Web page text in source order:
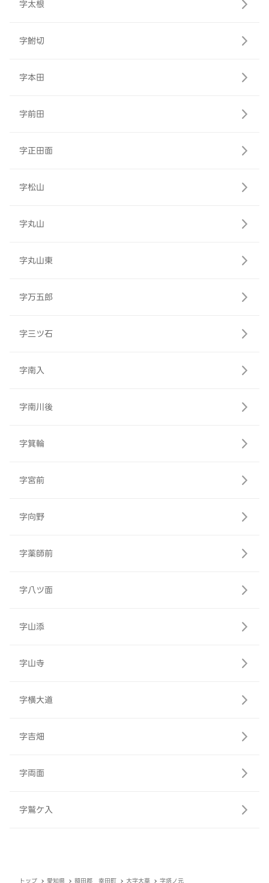
字太根
字鮒切
字本田
字前田
字正田面
字松山
字丸山
字丸山東
字万五郎
字三ツ石
字南入
字南川後
字箕輪
字宮前
字向野
字薬師前
字八ツ面
字山添
字山寺
字横大道
字吉畑
字両面
字鷲ケ入
トップ 愛知県 額田郡 幸田町 大字大草 字塔ノ元